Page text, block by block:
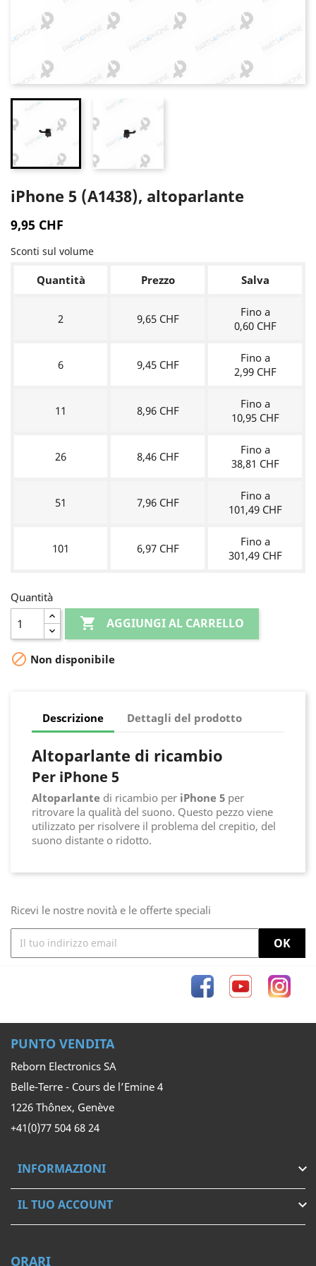
iPhone 5 (A1438), altoparlante
9,95 CHF
Sconti sul volume
Quantità Prezzo Salva
2 9,65 CHF
Fino a
0,60 CHF
6 9,45 CHF
Fino a
2,99 CHF
11 8,96 CHF
Fino a
10,95 CHF
26 8,46 CHF
Fino a
38,81 CHF
51 7,96 CHF
Fino a
101,49 CHF
101 6,97 CHF
Fino a
301,49 CHF
Quantità
 AGGIUNGI AL CARRELLO
 Non disponibile
Descrizione Dettagli del prodotto
Altoparlante di ricambio
Per iPhone 5
Altoparlante di ricambio per iPhone 5 per
ritrovare la qualità del suono. Questo pezzo viene
utilizzato per risolvere il problema del crepitio, del
suono distante o ridotto.
Ricevi le nostre novità e le offerte speciali
FacebookYouTube
PUNTO VENDITA
Reborn Electronics SA
Belle-Terre - Cours de l’Emine 4
1226 Thônex, Genève
+41(0)77 504 68 24
INFORMAZIONI 
IL TUO ACCOUNT 
ORARI